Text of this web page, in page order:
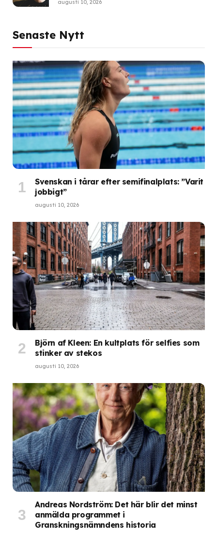
augusti 10, 2026
Senaste Nytt
Svenskan i tårar efter semifinalplats: ”Varit
jobbigt”
augusti 10, 2026
Björn af Kleen: En kultplats för selfies som
stinker av stekos
augusti 10, 2026
Andreas Nordström: Det här blir det minst
anmälda programmet i
Granskningsnämndens historia